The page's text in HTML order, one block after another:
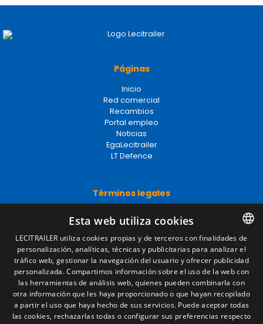
Páginas
Inicio
Red comercial
Recambios
Portal empleo
Noticias
EgaLecitrailer
LT Defence
Términos legales
Política de privacidad
Política de cookies
Condiciones generales de venta
Gestionar cookies
Contacto
Camino de los Huertos, S/N. Apdo 100
SPANISH
ENGLISH
FRENCH
ITALIAN
Esta web utiliza cookies
LECITRAILER utiliza cookies propias y de terceros con finalidades de
personalización, analíticas, técnicas y publicitarias para analizar el
tráfico web, gestionar la navegación del usuario y ofrecer publicidad
personalizada. Compartimos información sobre el uso de la web con
las herramientas de análisis web, quienes pueden combinarla con
otra información que les haya proporcionado o que hayan recopilado
a partir el uso que haya hecho de sus servicios. Puede aceptar todas
las cookies, rechazarlas todas o configurar sus preferencias respecto